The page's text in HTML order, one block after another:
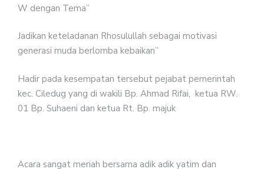
W dengan Tema”
Jadikan keteladanan Rhosulullah sebagai motivasi
generasi muda berlomba kebaikan”
Hadir pada kesempatan tersebut pejabat pemerintah
kec. Ciledug yang di wakili Bp. Ahmad Rifai, ketua RW.
01 Bp. Suhaeni dan ketua Rt. Bp. majuk
Acara sangat meriah bersama adik adik yatim dan